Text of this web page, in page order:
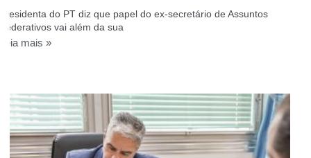
Presidenta do PT diz que papel do ex-secretário de Assuntos
Federativos vai além da sua
Leia mais »